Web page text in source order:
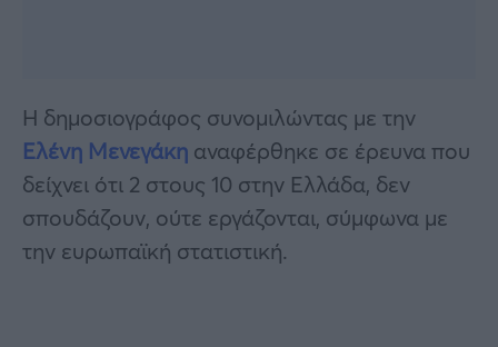
Η δημοσιογράφος συνομιλώντας με την
Ελένη Μενεγάκη αναφέρθηκε σε έρευνα που
δείχνει ότι 2 στους 10 στην Ελλάδα, δεν
σπουδάζουν, ούτε εργάζονται, σύμφωνα με
την ευρωπαϊκή στατιστική.